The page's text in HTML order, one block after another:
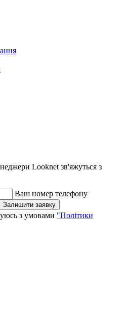
Looknet зв'яжуться з
Ваш номер телефону
Залишити заявку
з умовами "Політики